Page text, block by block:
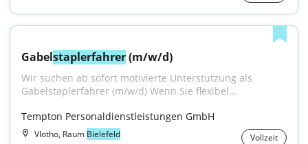
Gabelstaplerfahrer (m/w/d)
Wir suchen ab sofort motivierte Unterstützung als
Gabelstaplerfahrer (m/w/d) Wenn Sie flexibel...
Tempton Personaldienstleistungen GmbH
Vlotho, Raum Bielefeld Vollzeit